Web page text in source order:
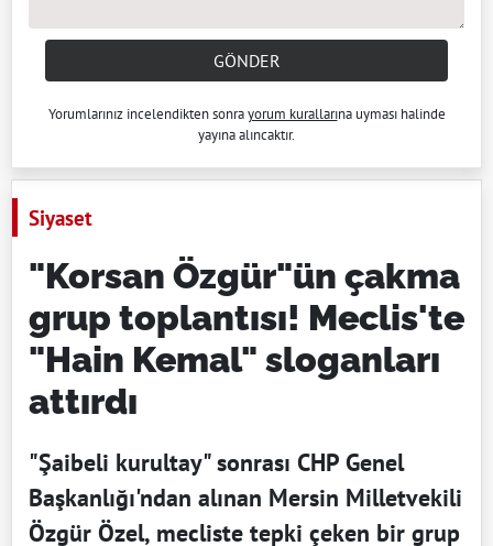
GÖNDER
Yorumlarınız incelendikten sonrayorum kurallarına uyması halinde
yayına alıncaktır.
Siyaset
"Korsan Özgür"ün çakma
grup toplantısı! Meclis'te
"Hain Kemal" sloganları
attırdı
"Şaibeli kurultay" sonrası CHP Genel
Başkanlığı'ndan alınan Mersin Milletvekili
Özgür Özel, mecliste tepki çeken bir grup